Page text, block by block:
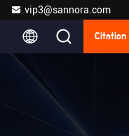
vip3@sannora.com
Citation